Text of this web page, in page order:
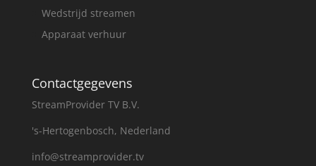
Wedstrijd streamen
Apparaat verhuur
Contactgegevens
StreamProvider TV B.V.
's-Hertogenbosch, Nederland
info@streamprovider.tv